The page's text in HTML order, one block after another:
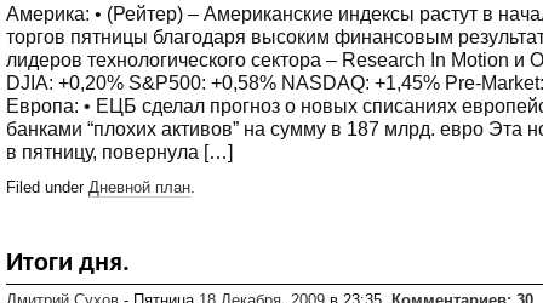
Америка: • (Рейтер) – Американские индексы растут в
торгов пятницы благодаря высоким финансовым
лидеров технологического сектора – Research In Motion и
DJIA: +0,20% S&P500: +0,58% NASDAQ: +1,45% Pre-
Европа: • ЕЦБ сделал прогноз о новых списаниях
банками “плохих активов” на сумму в 187 млрд. евро Эта
в пятницу, повернула […]
Filed under Дневной план.
Итоги дня.